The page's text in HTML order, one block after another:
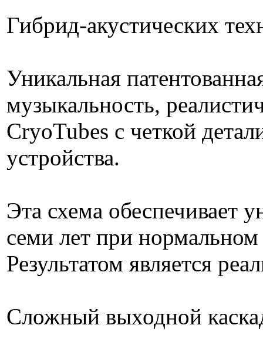
Гибрид-акустических
Уникальная
музыкальность,
CryoTubes с четкой
устройства.
Эта схема обеспечивает
семи лет при
Результатом является
Сложный выходной